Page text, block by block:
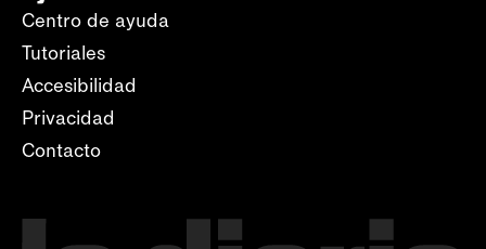
Centro de ayuda
Tutoriales
Accesibilidad
Privacidad
Contacto